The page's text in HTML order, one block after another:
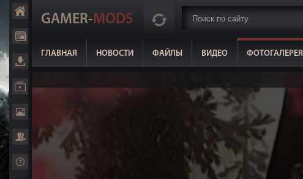
GAMER-MODS
ГЛАВНАЯ НОВОСТИ ФАЙЛЫ ВИДЕО ФОТОГАЛЕРЕЯ